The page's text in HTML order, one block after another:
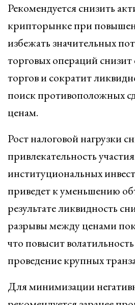
Рекомендуется снизить
крипторынке при
избежать значительных
торговых операций
торгов и сократит
поиск противоположных
ценам.
Рост налоговой нагрузки
привлекательность
институциональных
приведет к уменьшению
результате ликвидность
разрывы между ценами
что повысит
проведение крупных
Для минимизации